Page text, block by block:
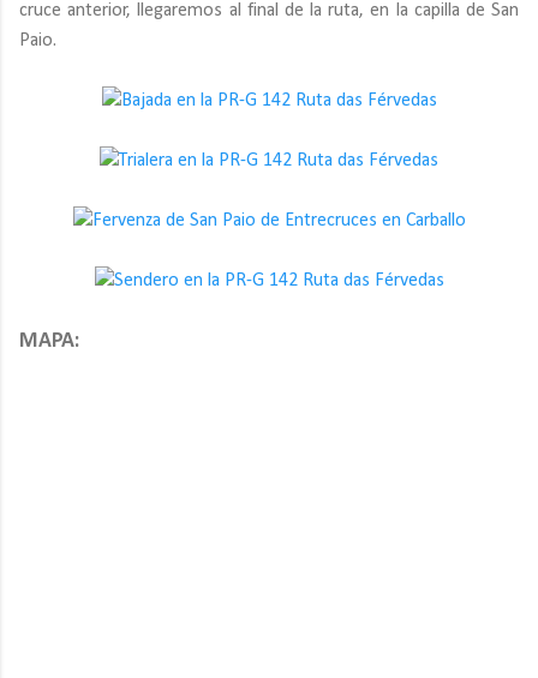
cruce anterior, llegaremos al final de la ruta, en la capilla de San
Paio.
MAPA: